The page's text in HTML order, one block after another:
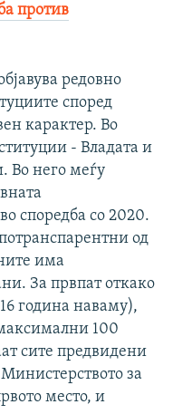
против
редовно
според
карактер. Во
- Владата и
Во него меѓу
споредба со 2020.
од
има
За првпат откако
година наваму),
100
сите предвидени
за
место, и